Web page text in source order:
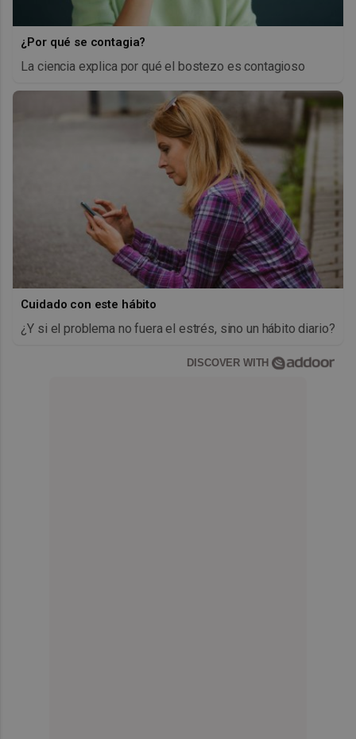
¿Por qué se contagia?
La ciencia explica por qué el bostezo es contagioso
Cuidado con este hábito
¿Y si el problema no fuera el estrés, sino un hábito diario?
DISCOVER WITH